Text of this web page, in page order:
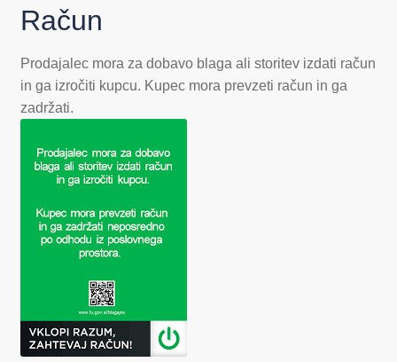
Račun
Prodajalec mora za dobavo blaga ali storitev izdati račun
in ga izročiti kupcu. Kupec mora prevzeti račun in ga
zadržati.